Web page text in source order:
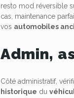
resto mod réversible
cas, maintenance
vos automobiles
Admin,
Côté administratif,
historique du